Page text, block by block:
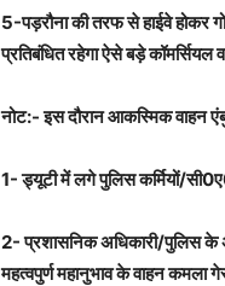
5-पड़रौना की तरफ से हाईवे होकर
प्रतिबंधित रहेगा ऐसे बड़े
नोट:- इस दौरान आकस्मिक वाहन
1- ड्यूटी में लगे पुलिस कर्मियों/
2- प्रशासनिक अधिकारी/पुलिस के
महत्वपुर्ण महानुभाव के वाहन कमला